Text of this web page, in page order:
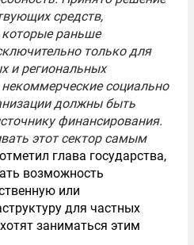
средств,
раньше
только для
и региональных
социально
должны быть
финансирования.
этот сектор самым
отметил глава государства,
возможность
или
для частных
заниматься этим